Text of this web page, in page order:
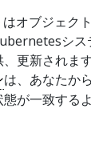
オブジェク
シス
更新されま
は、あなたか
が一致する